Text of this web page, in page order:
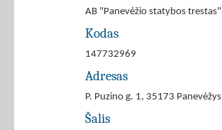
AB "Panevėžio statybos trestas"
Kodas
147732969
Adresas
P. Puzino g. 1, 35173 Panevėžys
Šalis